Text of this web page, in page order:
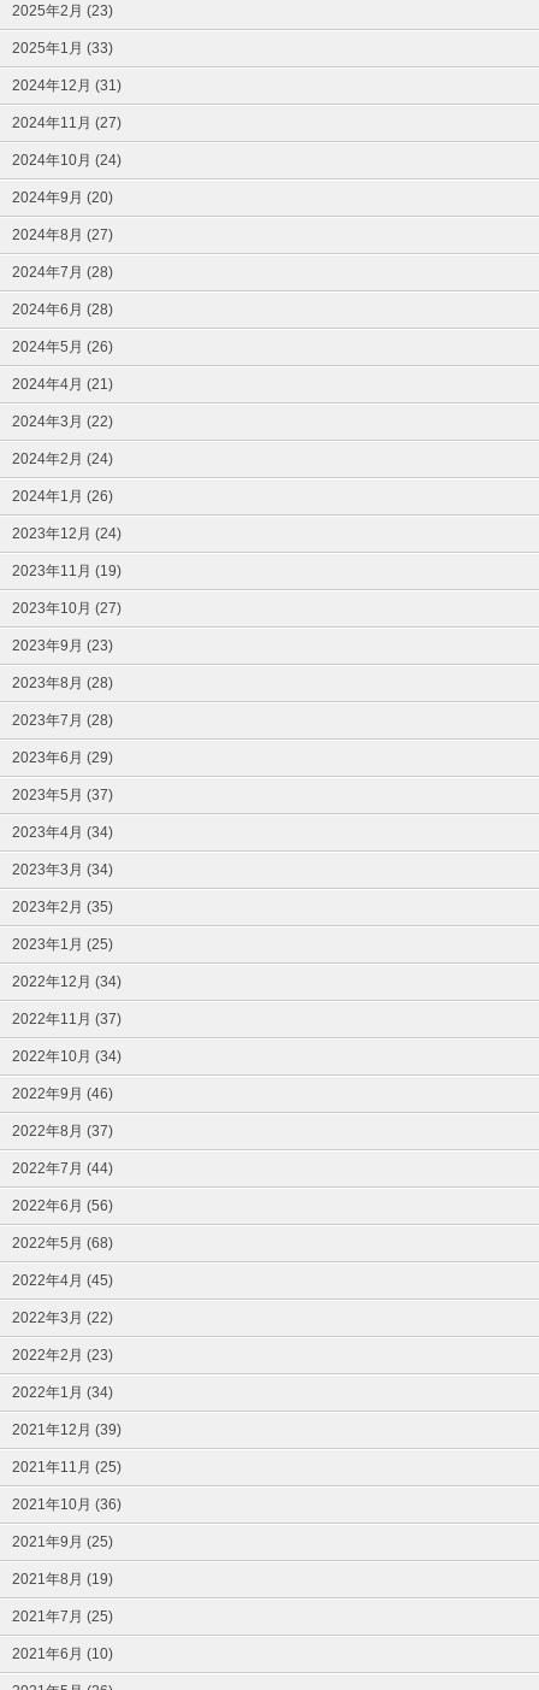
2025年2月 (23)
2025年1月 (33)
2024年12月 (31)
2024年11月 (27)
2024年10月 (24)
2024年9月 (20)
2024年8月 (27)
2024年7月 (28)
2024年6月 (28)
2024年5月 (26)
2024年4月 (21)
2024年3月 (22)
2024年2月 (24)
2024年1月 (26)
2023年12月 (24)
2023年11月 (19)
2023年10月 (27)
2023年9月 (23)
2023年8月 (28)
2023年7月 (28)
2023年6月 (29)
2023年5月 (37)
2023年4月 (34)
2023年3月 (34)
2023年2月 (35)
2023年1月 (25)
2022年12月 (34)
2022年11月 (37)
2022年10月 (34)
2022年9月 (46)
2022年8月 (37)
2022年7月 (44)
2022年6月 (56)
2022年5月 (68)
2022年4月 (45)
2022年3月 (22)
2022年2月 (23)
2022年1月 (34)
2021年12月 (39)
2021年11月 (25)
2021年10月 (36)
2021年9月 (25)
2021年8月 (19)
2021年7月 (25)
2021年6月 (10)